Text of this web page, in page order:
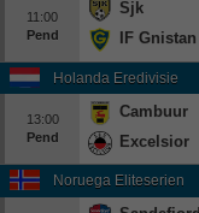
11:00
Pend
Sjk
IF Gnistan
Holanda Eredivisie
13:00
Pend
Cambuur
Excelsior
Noruega Eliteserien